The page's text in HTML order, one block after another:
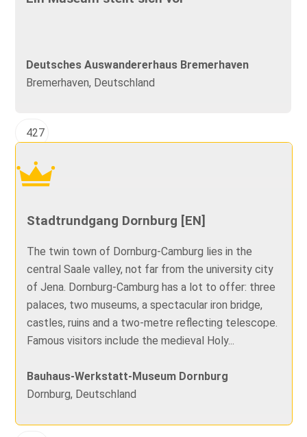
Deutsches Auswandererhaus Bremerhaven
Bremerhaven, Deutschland
427
Stadtrundgang Dornburg [EN]
The twin town of Dornburg-Camburg lies in the
central Saale valley, not far from the university city
of Jena. Dornburg-Camburg has a lot to offer: three
palaces, two museums, a spectacular iron bridge,
castles, ruins and a two-metre reflecting telescope.
Famous visitors include the medieval Holy...
Bauhaus-Werkstatt-Museum Dornburg
Dornburg, Deutschland